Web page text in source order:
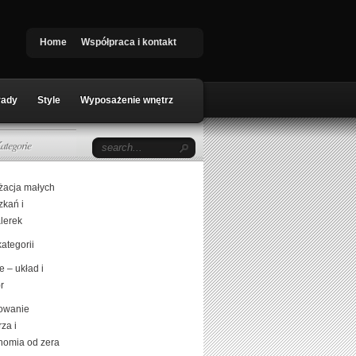
Home Współpraca i kontakt
Style Wyposażenie wnętrz
małych
i
– układ i
i
od zera